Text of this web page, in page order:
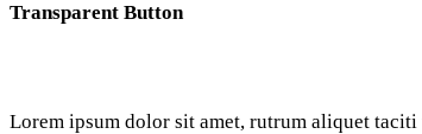
Transparent Button
Lorem ipsum dolor sit amet, rutrum aliquet